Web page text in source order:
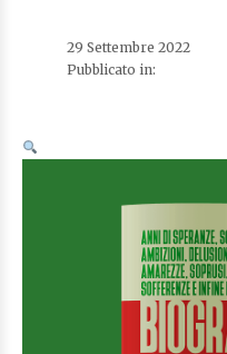
29 Settembre 2022
Pubblicato in: